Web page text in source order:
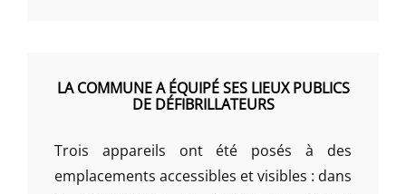
LA COMMUNE A ÉQUIPÉ SES LIEUX PUBLICS
DE DÉFIBRILLATEURS
Trois appareils ont été posés à des
emplacements accessibles et visibles : dans